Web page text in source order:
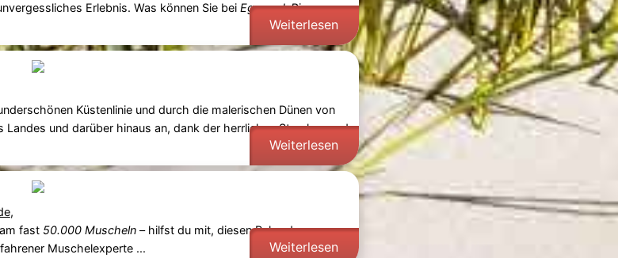
Erlebnis. Was können Sie bei Egmond-Pier-
Weiterlesen
Küstenlinie und durch die malerischen Dünen von
und darüber hinaus an, dank der herrlichen Strecken und
Weiterlesen
,
fast 50.000 Muscheln– hilfst du mit, diesen Rekord zu
Muschelexperte ... Weiterlesen